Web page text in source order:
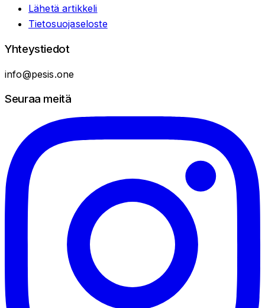
Lähetä artikkeli
Tietosuojaseloste
Yhteystiedot
info@pesis.one
Seuraa meitä